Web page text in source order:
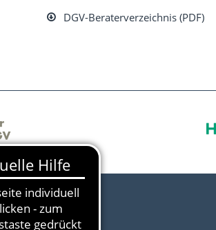
DGV-Beraterverzeichnis (PDF)